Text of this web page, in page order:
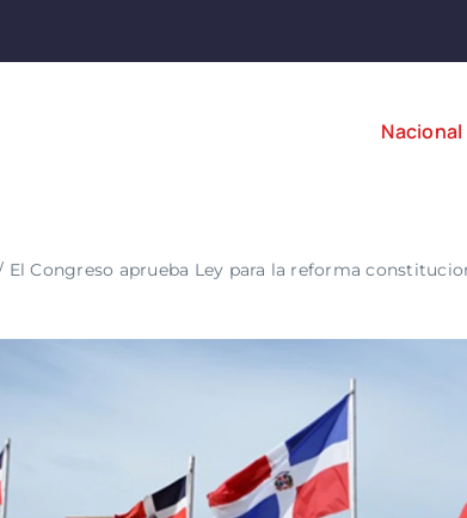
Nacional
El Congreso aprueba Ley para la reforma